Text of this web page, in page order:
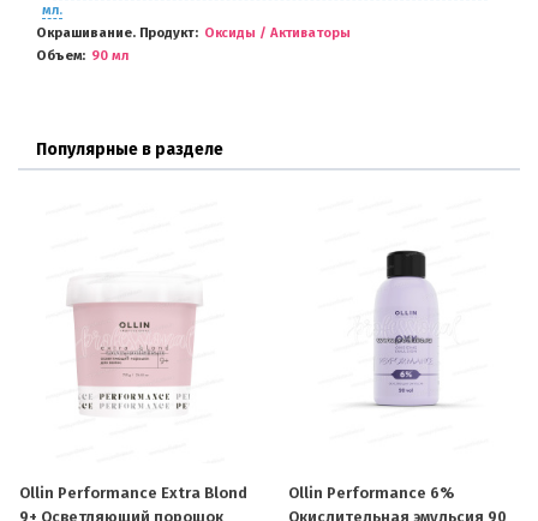
мл.
Окрашивание. Продукт
Оксиды / Активаторы
Объем
90 мл
Популярные в разделе
Ollin Performance Extra Blond
9+ Осветляющий порошок
Ollin Performance 6%
Окислительная эмульсия 90